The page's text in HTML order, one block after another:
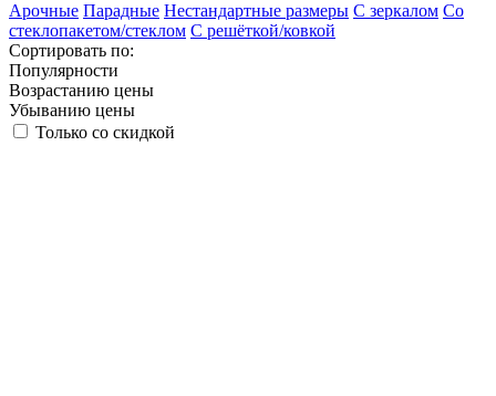
Арочные Парадные Нестандартные размеры С зеркалом Со
стеклопакетом/стеклом С решёткой/ковкой
Сортировать по:
Популярности
Возрастанию цены
Убыванию цены
Только со скидкой